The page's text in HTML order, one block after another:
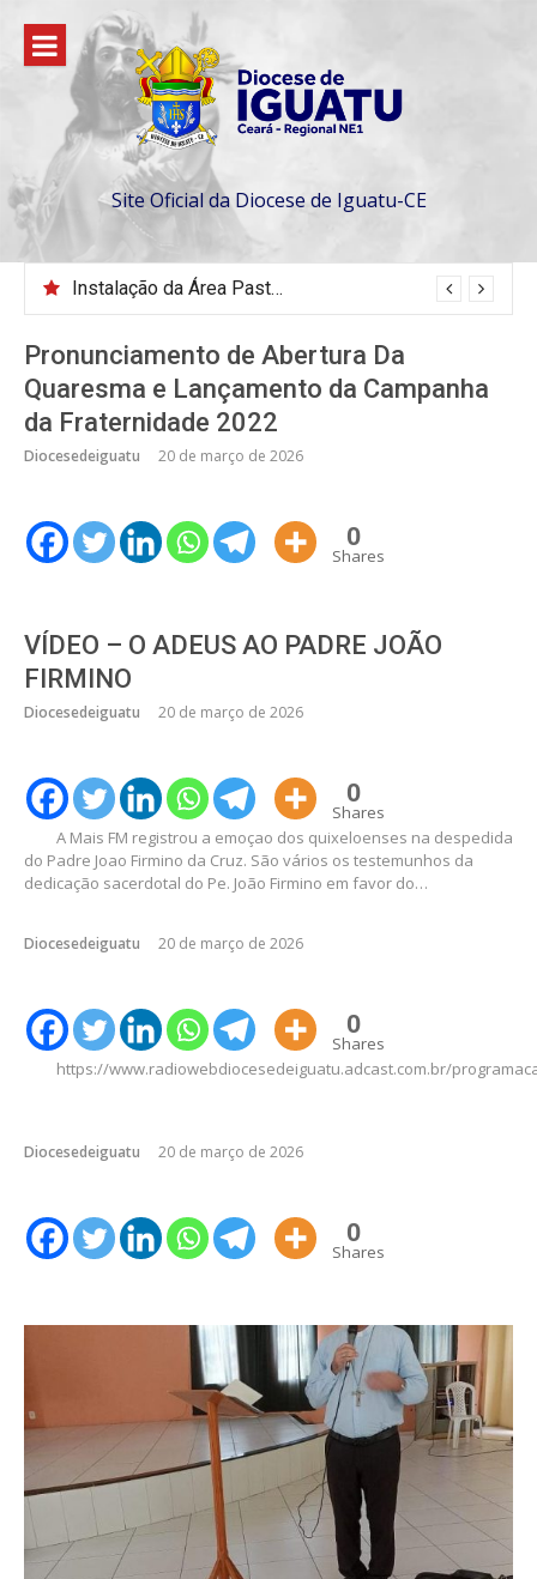
para
conteúdo
Site Oficial da Diocese de Iguatu-CE
Nomeação da Comissão da Escola Diaconal São Lourenço
Pronunciamento de Abertura Da
Quaresma e Lançamento da Campanha
da Fraternidade 2022
Diocesedeiguatu 20 de março de 2026
0
Shares
VÍDEO – O ADEUS AO PADRE JOÃO
FIRMINO
Diocesedeiguatu 20 de março de 2026
0
Shares
A Mais FM registrou a emoçao dos quixeloenses na despedida
do Padre Joao Firmino da Cruz. São vários os testemunhos da
dedicação sacerdotal do Pe. João Firmino em favor do…
Diocesedeiguatu 20 de março de 2026
0
Shares
https://www.radiowebdiocesedeiguatu.adcast.com.br/
Diocesedeiguatu 20 de março de 2026
0
Shares